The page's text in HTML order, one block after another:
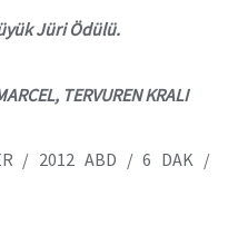
Jüri Ödülü.
TERVUREN KRALI
/ 2012 ABD / 6 DAK /